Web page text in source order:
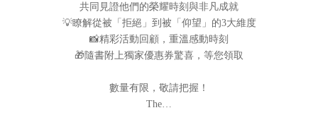
共同見證他們的榮耀時刻與非凡成就
💡瞭解從被「拒絕」到被「仰望」的3大維度
📸精彩活動回顧，重溫感動時刻
🎁隨書附上獨家優惠券驚喜，等您領取
數量有限，敬請把握！
The…